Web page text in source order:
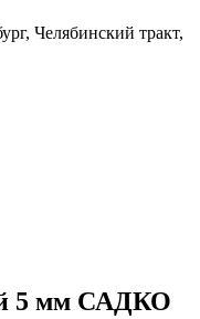
Челябинский тракт,
5 мм САДКО